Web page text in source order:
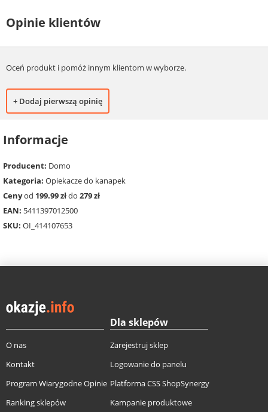
Opinie klientów
Oceń produkt i pomóż innym klientom w wyborze.
+ Dodaj pierwszą opinię
Informacje
Producent: Domo
Kategoria: Opiekacze do kanapek
Cenyod 199.99 złdo 279 zł
EAN: 5411397012500
SKU: OI_414107653
O nas
Kontakt
Program Wiarygodne Opinie
Ranking sklepów
Dla sklepów
Zarejestruj sklep
Logowanie do panelu
Platforma CSS ShopSynergy
Kampanie produktowe